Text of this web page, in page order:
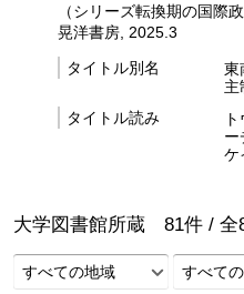
（シリーズ転換期の国際政
晃洋書房, 2025.3
タイトル別名
東
主
タイトル読み
ー
ケ
大学図書館所蔵 81件 / 全
すべての地域
すべて